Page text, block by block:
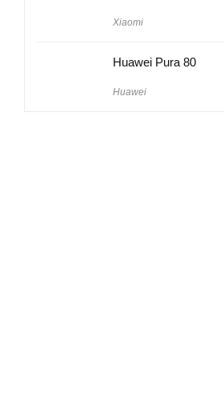
Xiaomi
Huawei Pura 80
Huawei